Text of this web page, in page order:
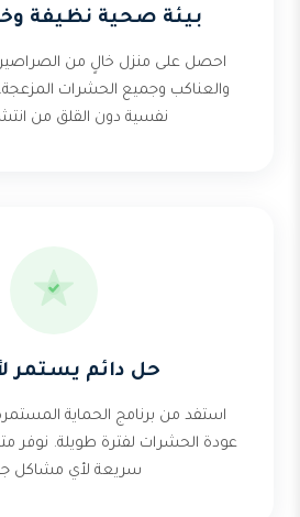
بيئة صحية نظيفة
احصل على منزل خالٍ من
والعناكب وجميع الحشرات
نفسية دون القلق من
حل دائم يستمر
استفد من برنامج الحماية
عودة الحشرات لفترة طويلة. نوفر
سريعة لأي مشاكل